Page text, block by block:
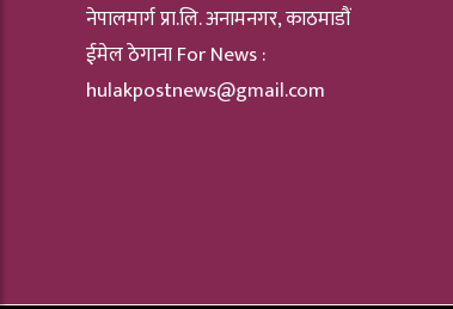
नेपालमार्ग प्रा.लि. अनामनगर, काठमाडौं
ईमेल ठेगाना For News :
hulakpostnews@gmail.com